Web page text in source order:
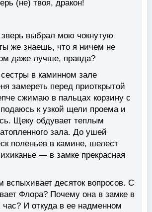
(не) твоя, дракон!
выбрал мою чокнутую
же знаешь, что я ничем не
даже лучше, правда?
в каминном зале
замереть перед приоткрытой
сжимаю в пальцах корзину с
к узкой щели проема и
Щеку обдувает теплым
зала. До ушей
поленьев в камине, шелест
— в замке прекрасная
вспыхивает десяток вопросов. С
Флора? Почему она в замке в
час? И откуда в ее надменном